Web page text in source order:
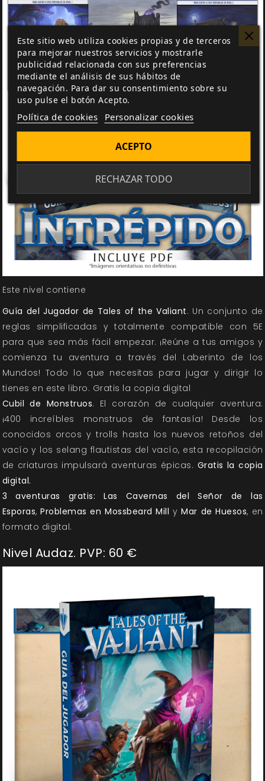
Este nivel contiene
Guía del Jugador de Tales of the Valiant. Un conjunto de
reglas simplificadas y totalmente compatible con 5E
para que sea más fácil empezar. ¡Reúne a tus amigos y
comienza tu aventura a través del Laberinto de los
Mundos! Todo lo que necesitas para jugar y dirigir lo
tienes en este libro. Gratis la copia digital
Cubil de Monstruos. El corazón de cualquier aventura:
¡400 increíbles monstruos de fantasía! Desde los
conocidos orcos y trolls hasta los nuevos retoños del
vacío y los selang flautistas del vacío, esta recopilación
de criaturas impulsará aventuras épicas. Gratis la copia
digital.
3 aventuras gratis: Las Cavernas del Señor de las
Esporas,Problemas en Mossbeard Milly Mar de Huesos, en
formato digital.
Nivel Audaz. PVP: 60 €
Este sitio web utiliza cookies propias y de terceros
para mejorar nuestros servicios y mostrarle
publicidad relacionada con sus preferencias
mediante el análisis de sus hábitos de
navegación. Para dar su consentimiento sobre su
uso pulse el botón Acepto.
Política de cookies Personalizar cookies
RECHAZAR TODO
ACEPTO